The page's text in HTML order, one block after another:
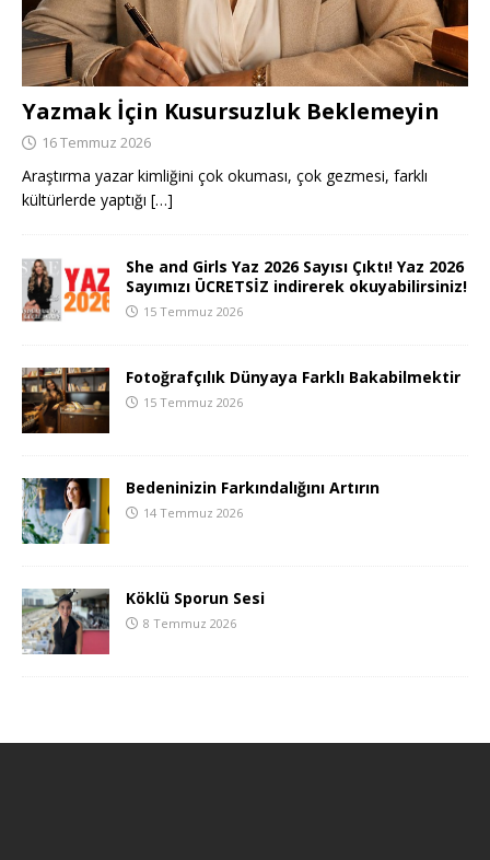
Yazmak İçin Kusursuzluk Beklemeyin
16 Temmuz 2026
Araştırma yazar kimliğini çok okuması, çok gezmesi, farklı
kültürlerde yaptığı […]
She and Girls Yaz 2026 Sayısı Çıktı! Yaz 2026
Sayımızı ÜCRETSİZ indirerek okuyabilirsiniz!
15 Temmuz 2026
Fotoğrafçılık Dünyaya Farklı Bakabilmektir
15 Temmuz 2026
Bedeninizin Farkındalığını Artırın
14 Temmuz 2026
Köklü Sporun Sesi
8 Temmuz 2026